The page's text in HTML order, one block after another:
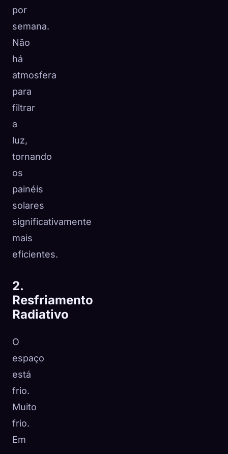
por
semana.
Não
há
atmosfera
para
filtrar
a
luz,
tornando
os
painéis
solares
significativamente
mais
eficientes.
2.
Resfriamento
Radiativo
O
espaço
está
frio.
Muito
frio.
Em